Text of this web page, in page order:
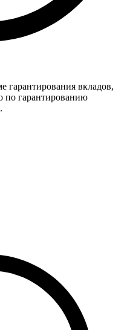
гарантирования вкладов,
по гарантированию